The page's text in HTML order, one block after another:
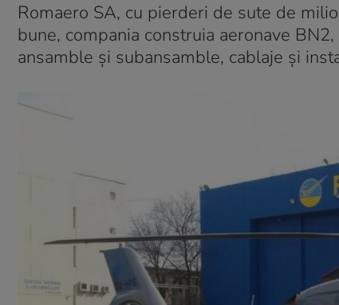
Romaero SA, cu pierderi de sute de
bune, compania construia aeronave
ansamble şi subansamble, cablaje şi